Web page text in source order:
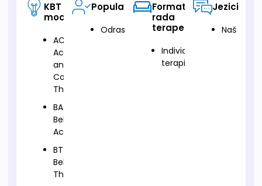
KBT
modalitet
ACT-
Acceptance
and
Commitment
Therapy
BA-
Behavioral
Activation
BT-
Behavioural
Therapy
Populacija
Odrasli
Format
rada
terapeuta
Individualna
terapija
Jezici
Naš